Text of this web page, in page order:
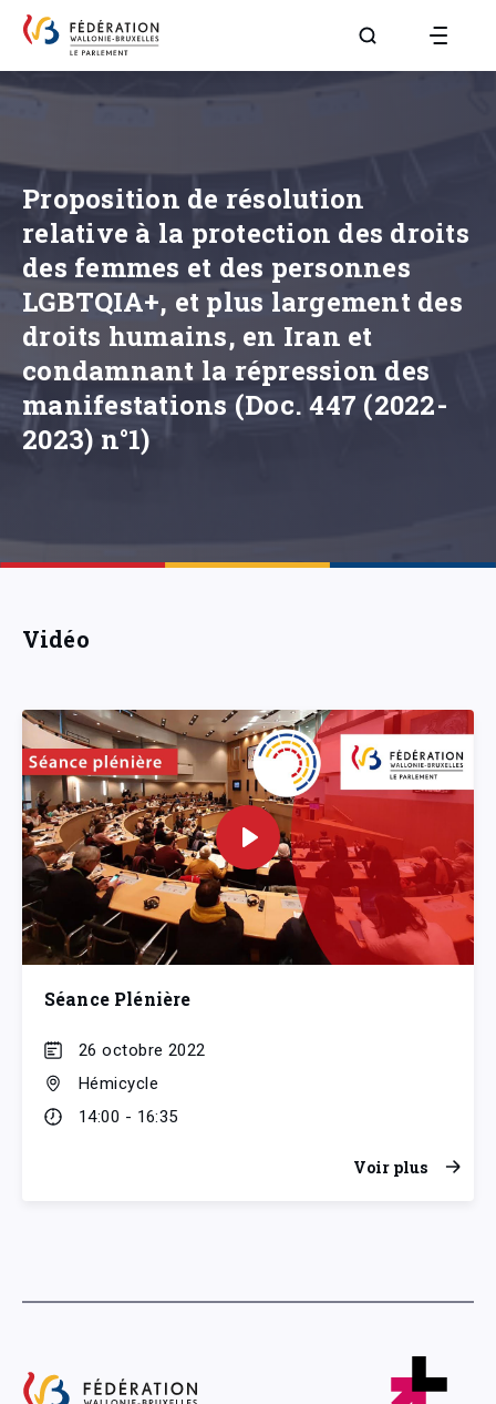
Aller à la page
Proposition de résolution
relative à la protection des droits
des femmes et des personnes
LGBTQIA+, et plus largement des
droits humains, en Iran et
condamnant la répression des
manifestations (Doc. 447 (2022-
2023) n°1)
Vidéo
Séance Plénière
26 octobre 2022
Hémicycle
14:00 - 16:35
Voir plus